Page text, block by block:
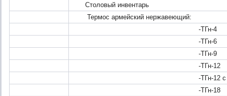
Столовый инвентарь
Термос армейский нержавеющий:
-ТГн-4
-ТГн-6
-ТГн-9
-ТГн-12
-ТГн-12 с боковыми
-ТГн-18